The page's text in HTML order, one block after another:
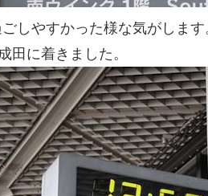
しやすかった様な気がします
田に着きました。